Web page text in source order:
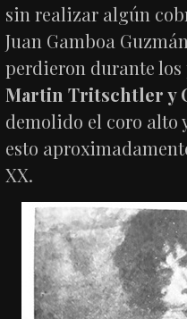
sin realizar algún
Juan Gamboa
perdieron durante
Martin Tritschtler y
demolido el coro alto
esto
XX.